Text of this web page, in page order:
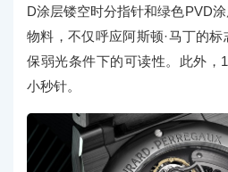
D涂层镂空时分指针和绿色PVD
物料，不仅呼应阿斯顿·马丁的
保弱光条件下的可读性。此外，
小秒针。